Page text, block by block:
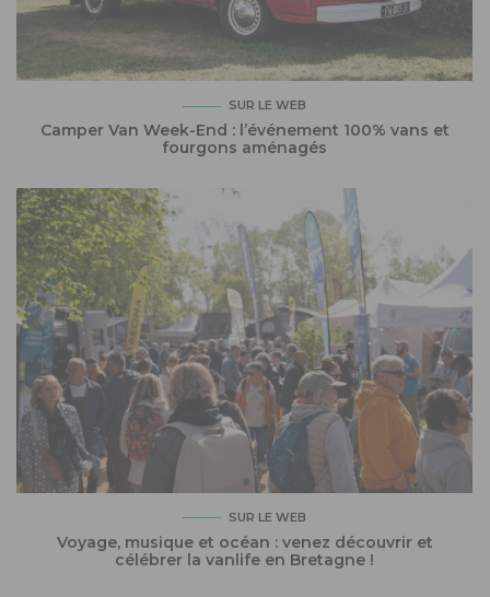
SUR LE WEB
Camper Van Week-End : l’événement 100% vans et
fourgons aménagés
SUR LE WEB
Voyage, musique et océan : venez découvrir et
célébrer la vanlife en Bretagne !